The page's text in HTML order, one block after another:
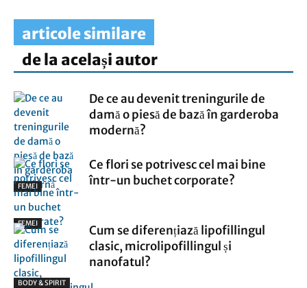
articole similare
de la același autor
FEMEI
De ce au devenit treningurile de
damă o piesă de bază în garderoba
modernă?
FEMEI
Ce flori se potrivesc cel mai bine
într-un buchet corporate?
Cum se diferențiază lipofillingul
clasic, microlipofillingul și
nanofatul?
BODY & SPIRIT